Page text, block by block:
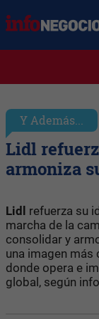
Y Además...
Lidl
armoniza
Lidl refuerza su
marcha de la
consolidar y
una imagen más
donde opera e
global, según